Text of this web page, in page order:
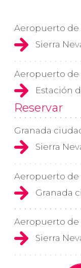
Aeropuerto de
Sierra
Aeropuerto de
Estación
Reservar
Granada
Sierra
Aeropuerto de
Granada
Aeropuerto de
Sierra